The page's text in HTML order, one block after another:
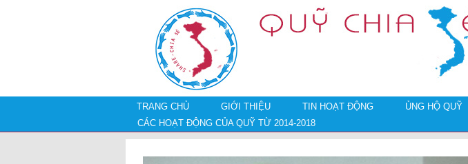
TRANG CHỦ GIỚI THIỆU TIN HOẠT ĐỘNG ỦNG HỘ QUỸ
CÁC HOẠT ĐỘNG CỦA QUỸ TỪ 2014-2018